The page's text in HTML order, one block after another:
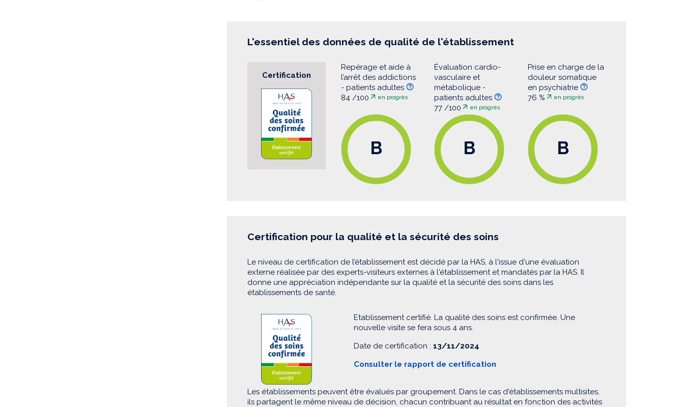
L'essentiel des données de qualité de l'établissement
Certification
Repérage et aide à
l’arrêt des addictions
- patients adultes
84 /100
en progrès
B
Évaluation cardio-
vasculaire et
métabolique -
patients adultes
77 /100
en progrès
B
Prise en charge de la
douleur somatique
en psychiatrie
76 %
en progrès
B
Certification pour la qualité et la sécurité des soins
Le niveau de certification de l’établissement est décidé par la HAS, à l'issue d'une évaluation
externe réalisée par des experts-visiteurs externes à l'établissement et mandatés par la HAS. Il
donne une appréciation indépendante sur la qualité et la sécurité des soins dans les
établissements de santé.
Etablissement certifié. La qualité des soins est confirmée. Une
nouvelle visite se fera sous 4 ans.
Date de certification : 13/11/2024
Consulter le rapport de certification
Les établissements peuvent être évalués par groupement. Dans le cas d'établissements multisites,
ils partagent le même niveau de décision, chacun contribuant au résultat en fonction des activités